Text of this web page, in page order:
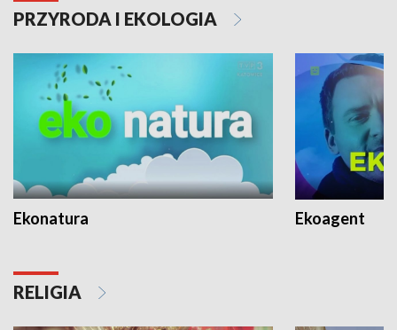
PRZYRODA I EKOLOGIA
Ekonatura Ekoagent
RELIGIA